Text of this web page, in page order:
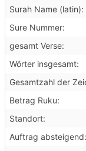
Surah Name (latin):
Sure Nummer:
gesamt Verse:
Wörter insgesamt:
Gesamtzahl der
Betrag Ruku:
Standort:
Auftrag absteigend: